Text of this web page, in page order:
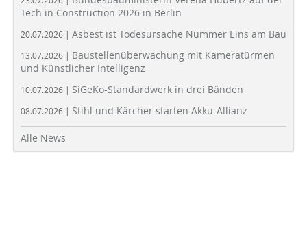
Tech in Construction 2026 in Berlin
20.07.2026 | Asbest ist Todesursache Nummer Eins am Bau
13.07.2026 | Baustellenüberwachung mit Kameratürmen
und Künstlicher Intelligenz
10.07.2026 | SiGeKo-Standardwerk in drei Bänden
08.07.2026 | Stihl und Kärcher starten Akku-Allianz
Alle News